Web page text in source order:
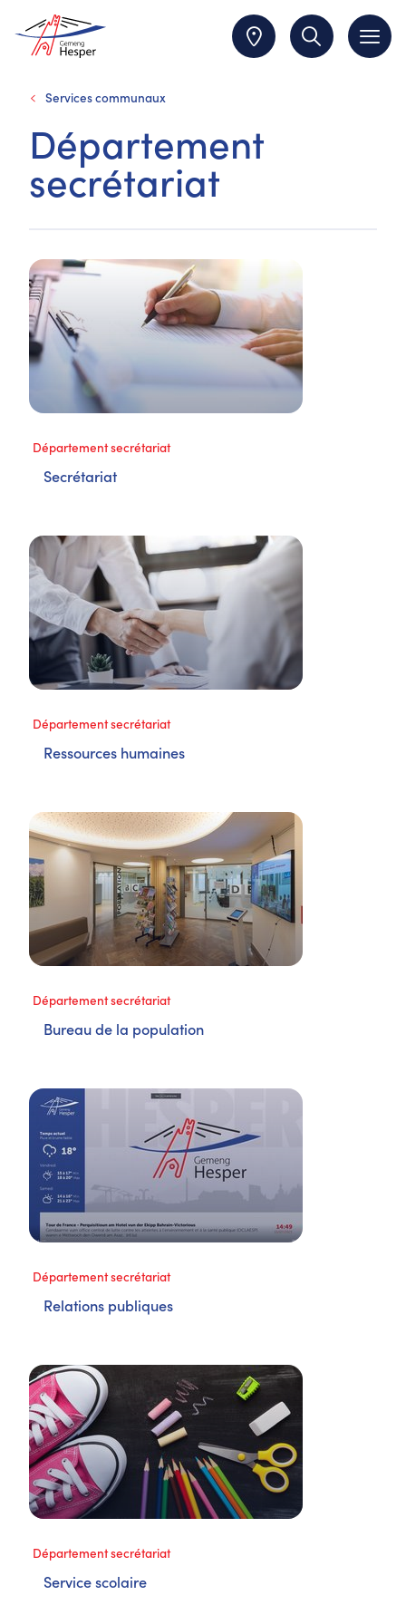
Services communaux
Département
secrétariat
Département secrétariat
Secrétariat
Département secrétariat
Ressources humaines
Département secrétariat
Bureau de la population
Département secrétariat
Relations publiques
Département secrétariat
Service scolaire